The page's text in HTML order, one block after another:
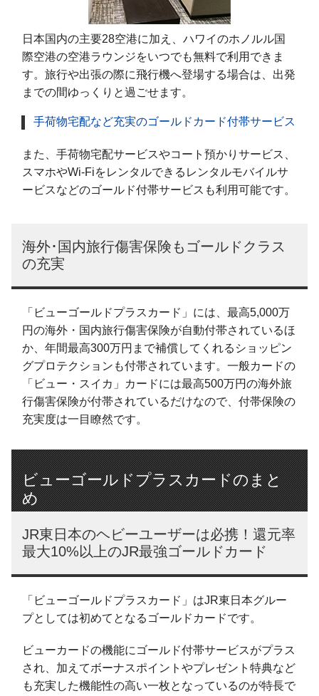
日本国内の主要28空港に加え、ハワイのホノルル国
際空港の空港ラウンジをいつでも無料で利用できま
す。旅行や出張の際に飛行機へ登場する場合は、出発
までの間ゆっくりと過ごせます。
手荷物宅配など充実のゴールドカード付帯サービス
また、手荷物宅配サービスやコート預かりサービス、
スマホやWi-Fiをレンタルできるレンタルモバイルサ
ービスなどのゴールド付帯サービスも利用可能です。
海外･国内旅行傷害保険もゴールドクラス
の充実
「ビューゴールドプラスカード」には、最高5,000万
円の海外・国内旅行傷害保険が自動付帯されているほ
か、年間最高300万円まで補償してくれるショッピン
グプロテクションも付帯されています。一般カードの
「ビュー・スイカ」カードには最高500万円の海外旅
行傷害保険が付帯されているだけなので、付帯保険の
充実度は一目瞭然です。
ビューゴールドプラスカードのまと
め
JR東日本のヘビーユーザーは必携！還元率
最大10%以上のJR最強ゴールドカード
「ビューゴールドプラスカード」はJR東日本グルー
プとしては初めてとなるゴールドカードです。
ビューカードの機能にゴールド付帯サービスがプラス
され、加えてボーナスポイントやプレゼント特典など
も充実した機能性の高い一枚となっているのが特長で